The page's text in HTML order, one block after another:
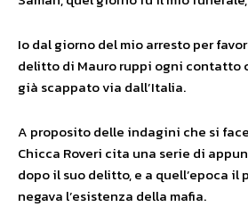
Io dal giorno del mio arresto per
delitto di Mauro ruppi ogni contatto
già scappato via dall’Italia.
A proposito delle indagini che si
Chicca Roveri cita una serie di
dopo il suo delitto, e a quell’epoca il
negava l’esistenza della mafia.